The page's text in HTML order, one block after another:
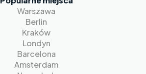
Warszawa
Berlin
Kraków
Londyn
Barcelona
Amsterdam